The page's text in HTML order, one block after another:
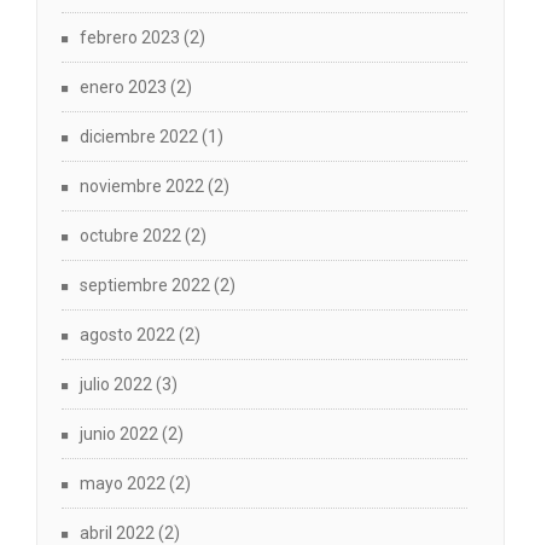
febrero 2023 (2)
enero 2023 (2)
diciembre 2022(1)
noviembre 2022(2)
octubre 2022(2)
septiembre 2022(2)
agosto 2022(2)
julio 2022(3)
junio 2022(2)
mayo 2022(2)
abril 2022(2)